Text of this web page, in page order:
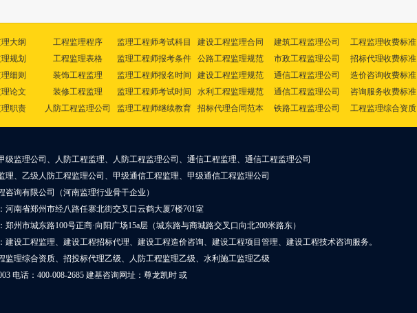
大纲
规划
细则
论文
职责
工程监理程序
工程监理表格
装饰工程监理
装修工程监理
人防工程监理公司
监理工程师考试科目
监理工程师报考条件
监理工程师报名时间
监理工程师考试时间
监理工程师继续教育
建设工程监理合同
公路工程监理规范
建设工程监理规范
水利工程监理规范
招标代理合同范本
建筑工程监理公司
市政工程监理公司
通信工程监理公司
通信工程监理公司
铁路工程监理公司
工程监理收费标准
招标代理收费标准
造价咨询收费标准
咨询服务收费标准
工程监理综合资质
级监理公司、人防工程监理、人防工程监理公司、通信工程监理、通信工程监理公司
理、乙级人防工程监理公司、甲级通信工程监理、甲级通信工程监理公司
咨询有限公司（河南监理行业骨干企业）
河南省郑州市经八路任寨北街交叉口云鹤大厦7楼701室
郑州市城东路100号正商·向阳广场15a层（城东路与商城路交叉口向北200米路东）
建设工程监理、建设工程招标代理、建设工程造价咨询、建设工程项目管理、建设工程技术咨询服务。
监理综合资质、招投标代理乙级、人防工程监理乙级、水利施工监理乙级
电话：400-008-2685 建基咨询网址： 尊龙凯时 或